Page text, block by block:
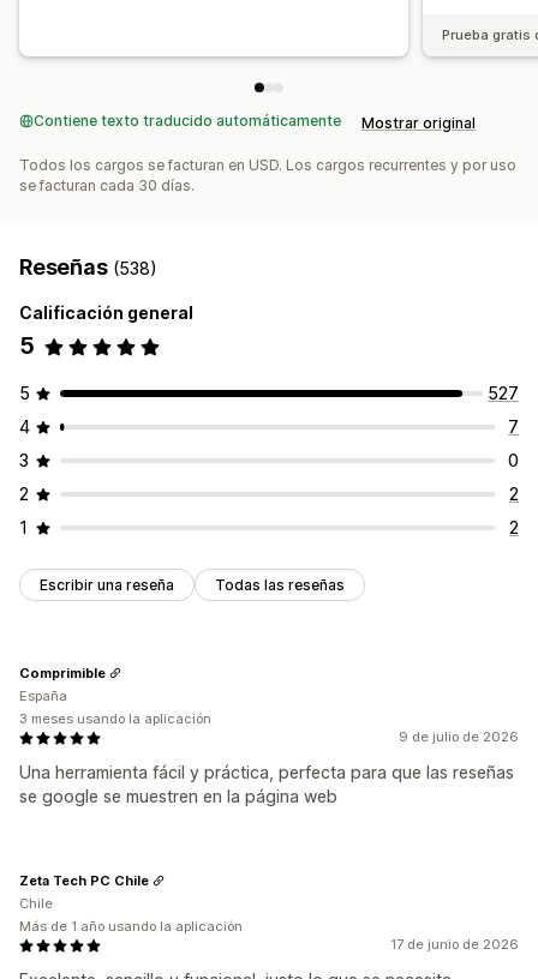
Prueba gratis
Contiene texto traducido automáticamente Mostrar original
Todos los cargos se facturan en USD. Los cargos recurrentes y por uso
se facturan cada 30 días.
Reseñas (538)
Calificación general
5
5
527
4
7
3
0
2
2
1
2
Escribir una reseña Todas las reseñas
9 de julio de 2026
Una herramienta fácil y práctica, perfecta para que las reseñas
se google se muestren en la página web
Comprimible
España
3 meses usando la aplicación
17 de junio de 2026
Zeta Tech PC Chile
Chile
Más de 1 año usando la aplicación